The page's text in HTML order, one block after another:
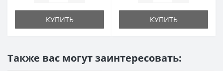
КУПИТЬ КУПИТЬ
Также вас могут заинтересовать: